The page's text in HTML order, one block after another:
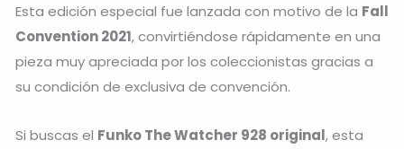
Esta edición especial fue lanzada con motivo de la Fall
Convention 2021, convirtiéndose rápidamente en una
pieza muy apreciada por los coleccionistas gracias a
su condición de exclusiva de convención.
Si buscas el Funko The Watcher 928 original, esta